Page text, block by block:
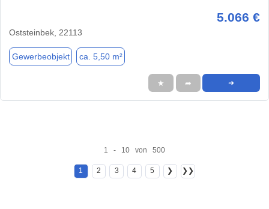
5.066 €
Oststeinbek, 22113
Gewerbeobjekt ca. 5,50 m²
★ ➦ ➜
1 - 10 von 500
1 2 3 4 5 ❯ ❯❯